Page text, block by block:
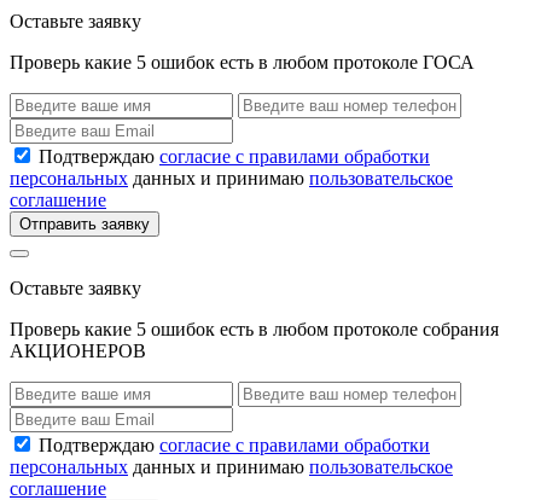
Оставьте заявку
Проверь какие 5 ошибок есть в любом протоколе ГОСА
Подтверждаю согласие с правилами обработки
персональных данных и принимаю пользовательское
соглашение
Отправить заявку
Оставьте заявку
Проверь какие 5 ошибок есть в любом протоколе собрания
АКЦИОНЕРОВ
Подтверждаю согласие с правилами обработки
персональных данных и принимаю пользовательское
соглашение